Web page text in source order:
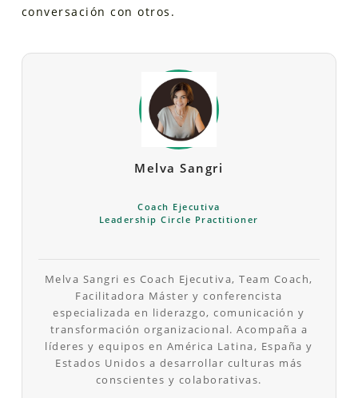
conversación con otros.
Melva Sangri
Coach Ejecutiva
Leadership Circle Practitioner
Melva Sangri es Coach Ejecutiva, Team Coach,
Facilitadora Máster y conferencista
especializada en liderazgo, comunicación y
transformación organizacional. Acompaña a
líderes y equipos en América Latina, España y
Estados Unidos a desarrollar culturas más
conscientes y colaborativas.